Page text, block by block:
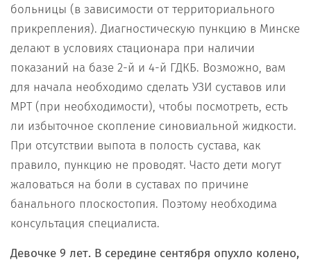
больницы (в зависимости от территориального
прикрепления). Диагностическую пункцию в Минске
делают в условиях стационара при наличии
показаний на базе 2-й и 4-й ГДКБ. Возможно, вам
для начала необходимо сделать УЗИ суставов или
МРТ (при необходимости), чтобы посмотреть, есть
ли избыточное скопление синовиальной жидкости.
При отсутствии выпота в полость сустава, как
правило, пункцию не проводят. Часто дети могут
жаловаться на боли в суставах по причине
банального плоскостопия. Поэтому необходима
консультация специалиста.
Девочке 9 лет. В середине сентября опухло колено,